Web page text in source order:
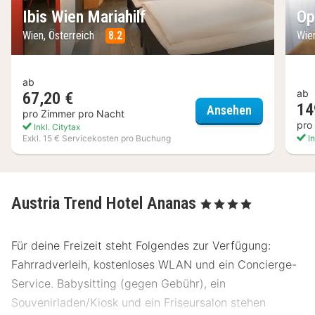
Ibis Wien Mariahilf
Wien, Österreich 8.2
ab
67,20 €
pro Zimmer pro Nacht
Inkl. Citytax
Exkl. 15 € Servicekosten pro Buchung
Ansehen Ibis Wien
ab
pro
Austria Trend Hotel Ananas , 4 Sterne
Für deine Freizeit steht Folgendes zur Verfügung:
Fahrradverleih, kostenloses WLAN und ein Concierge-
Service. Babysitting (gegen Gebühr), ein
Souvenirladen/Kiosk und ein Friseursalon stehen